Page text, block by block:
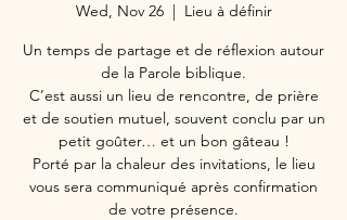
Wed, Nov 26
  |
Lieu à définir
Un temps de partage et de réflexion autour
de la Parole biblique.
C’est aussi un lieu de rencontre, de prière
et de soutien mutuel, souvent conclu par un
petit goûter… et un bon gâteau !
Porté par la chaleur des invitations, le lieu
vous sera communiqué après confirmation
de votre présence.